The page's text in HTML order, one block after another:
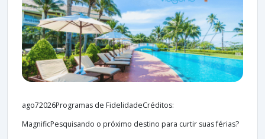
ago72026Programas de FidelidadeCréditos:
MagnificPesquisando o próximo destino para curtir suas férias?